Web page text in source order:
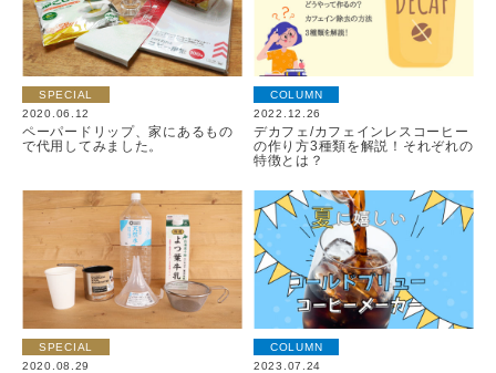
SPECIAL
2020.06.12
ペーパードリップ、家にあるもの
で代用してみました。
COLUMN
2022.12.26
デカフェ/カフェインレスコーヒー
の作り方3種類を解説！それぞれの
特徴とは？
SPECIAL
2020.08.29
COLUMN
2023.07.24